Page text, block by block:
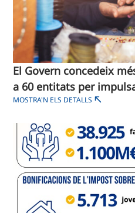
El Govern concedeix
a 60 entitats per
MOSTRA'N ELS DETALLS